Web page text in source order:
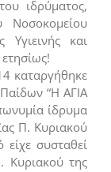
ιδρύματος,
Νοσοκομείου
και
καταργήθηκε
“Η ΑΓΙΑ
ίδρυμα
Π. Κυριακού
είχε συσταθεί
Κυριακού της